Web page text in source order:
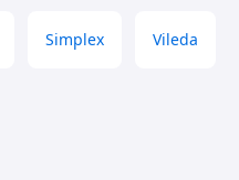
Simplex Vileda